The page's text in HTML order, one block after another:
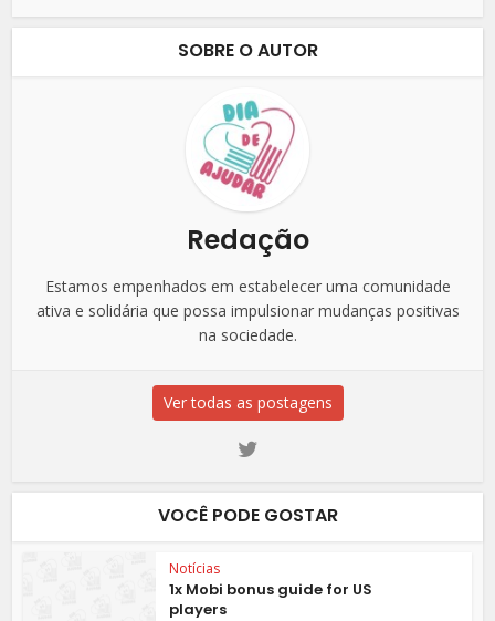
SOBRE O AUTOR
Redação
Estamos empenhados em estabelecer uma comunidade
ativa e solidária que possa impulsionar mudanças positivas
na sociedade.
Ver todas as postagens
VOCÊ PODE GOSTAR
Notícias
1x Mobi bonus guide for US
players